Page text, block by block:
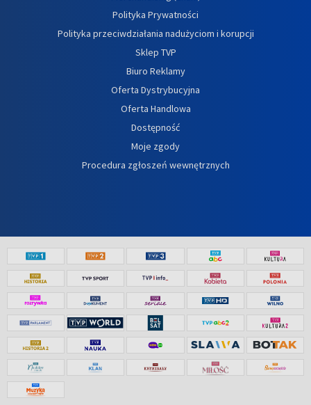
Polityka Prywatności
Polityka przeciwdziałania nadużyciom i korupcji
Sklep TVP
Biuro Reklamy
Oferta Dystrybucyjna
Oferta Handlowa
Dostępność
Moje zgody
Procedura zgłoszeń wewnętrznych